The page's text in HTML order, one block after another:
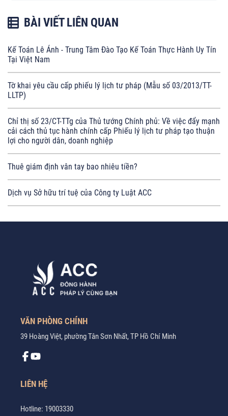
BÀI VIẾT LIÊN QUAN
Kế Toán Lê Ánh - Trung Tâm Đào Tạo Kế Toán Thực Hành Uy Tín
Tại Việt Nam
Tờ khai yêu cầu cấp phiếu lý lịch tư pháp (Mẫu số 03/2013/TT-
LLTP)
Chỉ thị số 23/CT-TTg của Thủ tướng Chính phủ: Về việc đẩy mạnh
cải cách thủ tục hành chính cấp Phiếu lý lịch tư pháp tạo thuận
lợi cho người dân, doanh nghiệp
Thuê giám định vân tay bao nhiêu tiền?
Dịch vụ Sở hữu trí tuệ của Công ty Luật ACC
VĂN PHÒNG CHÍNH
39 Hoàng Việt, phường Tân Sơn Nhất, TP Hồ Chí Minh
LIÊN HỆ
Hotline: 19003330